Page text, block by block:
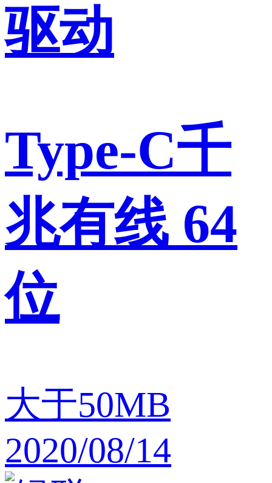
驱动
Type-C千
兆有线 64
位
大于50MB
2020/08/14